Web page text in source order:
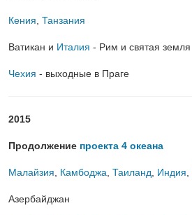
Кения Танзания
Ватикан и Италия - Рим и святая земля
Чехия - выходные в Праге
2015
Продолжение проекта 4 океана
Малайзия Камбоджа Таиланд Индия
Азербайджан